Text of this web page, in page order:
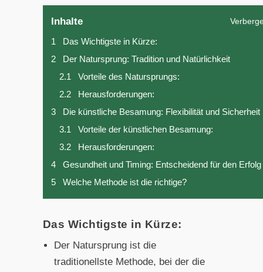
Inhalte
1
Das Wichtigste in Kürze:
2
Der Natursprung: Tradition und Natürlichkeit
2.1
Vorteile des Natursprungs:
2.2
Herausforderungen:
3
Die künstliche Besamung: Flexibilität und Sicherheit
3.1
Vorteile der künstlichen Besamung:
3.2
Herausforderungen:
4
Gesundheit und Timing: Entscheidend für den Erfolg
5
Welche Methode ist die richtige?
Das Wichtigste in Kürze:
Der Natursprung ist die
traditionellste Methode, bei der die